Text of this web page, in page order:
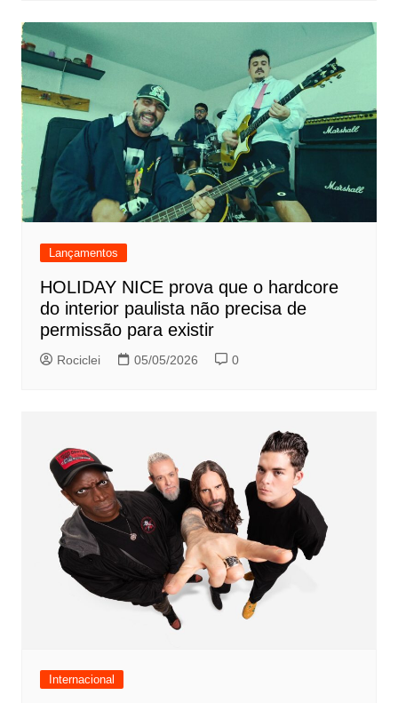
Lançamentos
HOLIDAY NICE prova que o hardcore
do interior paulista não precisa de
permissão para existir
Rociclei 05/05/2026 0
Internacional